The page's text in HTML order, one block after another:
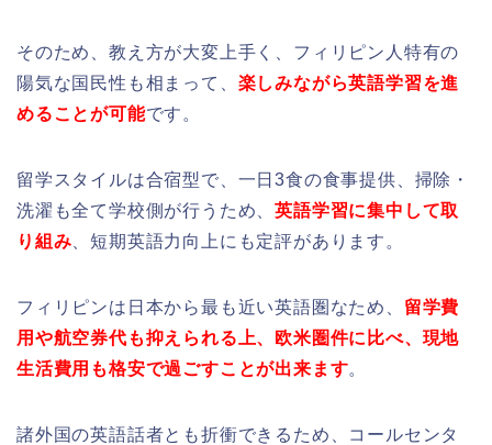
そのため、教え方が大変上手く、フィリピン人特有の
陽気な国民性も相まって、 楽しみながら英語学習を進
めることが可能です。
留学スタイルは合宿型で、一日3食の食事提供、掃除・
洗濯も全て学校側が行うため、英語学習に集中して取
り組み 、短期英語力向上にも定評があります。
フィリピンは日本から最も近い英語圏なため、 留学費
用や航空券代も抑えられる上、欧米圏件に比べ、現地
生活費用も格安で過ごすことが出来ます。
諸外国の英語話者とも折衝できるため、コールセンタ